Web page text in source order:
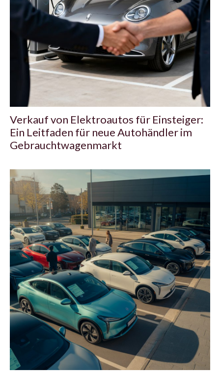
Verkauf von Elektroautos für Einsteiger:
Ein Leitfaden für neue Autohändler im
Gebrauchtwagenmarkt